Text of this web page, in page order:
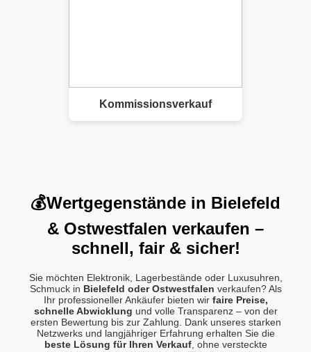
Kommissionsverkauf
💰Wertgegenstände in Bielefeld
& Ostwestfalen verkaufen –
schnell, fair & sicher!
Sie möchten Elektronik, Lagerbestände oder Luxusuhren,
Schmuck in Bielefeld oder Ostwestfalen verkaufen? Als
Ihr professioneller Ankäufer bieten wir faire Preise,
schnelle Abwicklung und volle Transparenz – von der
ersten Bewertung bis zur Zahlung. Dank unseres starken
Netzwerks und langjähriger Erfahrung erhalten Sie die
beste Lösung für Ihren Verkauf, ohne versteckte